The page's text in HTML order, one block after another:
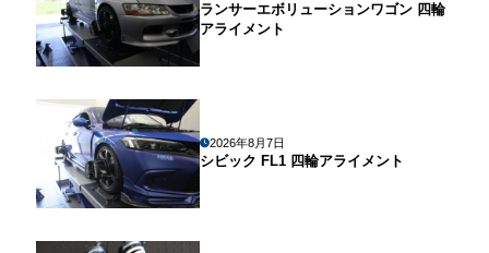
ランサーエボリューションワゴン 四輪
アライメント
2026年8月7日
シビック FL1 四輪アライメント